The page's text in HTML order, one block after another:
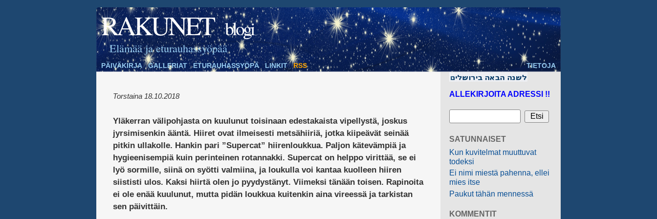
RAKUNET blogi
Elämää ja eturauhassyöpää
PÄIVÄKIRJA GALLERIAT ETURAUHASSYÖPÄ LINKIT RSS TIETOJA
Torstaina 18.10.2018
Yläkerran välipohjasta on kuulunut toisinaan edestakaista vipellystä, joskus
jyrsimisenkin ääntä. Hiiret ovat ilmeisesti metsähiiriä, jotka kiipeävät seinää
pitkin ullakolle. Hankin pari ”Supercat” hiirenloukkua. Paljon kätevämpiä ja
hygieenisempiä kuin perinteinen rotannakki. Supercat on helppo virittää, se ei
lyö sormille, siinä on syötti valmiina, ja loukulla voi kantaa kuolleen hiiren
siististi ulos. Kaksi hiirtä olen jo pyydystänyt. Viimeksi tänään toisen. Rapinoita
ei ole enää kuulunut, mutta pidän loukkua kuitenkin aina vireessä ja tarkistan
sen päivittäin.
ALLEKIRJOITA ADRESSI !!
SATUNNAISET
Kun kuvitelmat muuttuvat
todeksi
Ei nimi miestä pahenna, ellei
mies itse
Paukut tähän mennessä
KOMMENTIT